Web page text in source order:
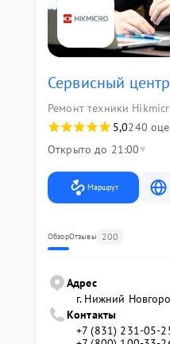
Сервисный
Ремонт техники
5,0240
Открыто до 21:00
Маршрут
ОбзорОтзывы 200
Адрес
г. Нижний
Контакты
+7 (831) 231-05-